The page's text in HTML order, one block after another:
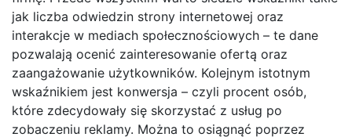
jak liczba odwiedzin strony internetowej oraz
interakcje w mediach społecznościowych – te dane
pozwalają ocenić zainteresowanie ofertą oraz
zaangażowanie użytkowników. Kolejnym istotnym
wskaźnikiem jest konwersja – czyli procent osób,
które zdecydowały się skorzystać z usług po
zobaczeniu reklamy. Można to osiągnąć poprzez